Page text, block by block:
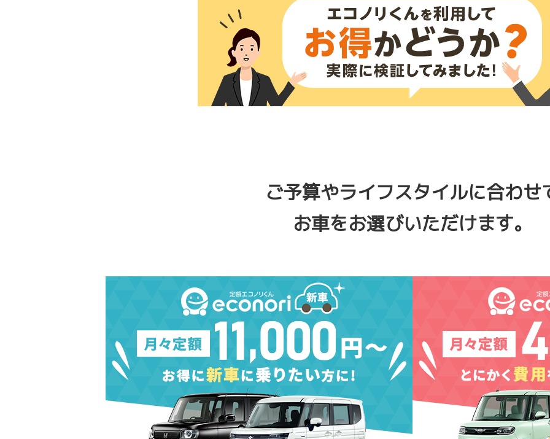
ご予算やライフスタイルに合わせ
お車をお選びいただけます。